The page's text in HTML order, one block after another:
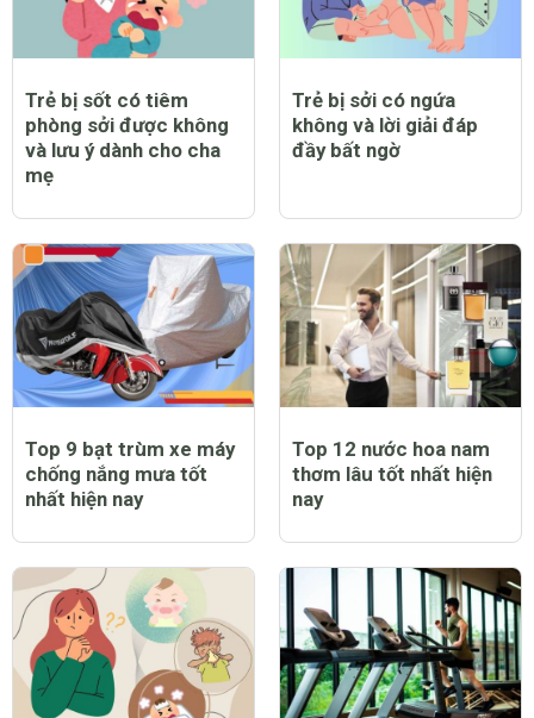
Trẻ bị sốt có tiêm
phòng sởi được không
và lưu ý dành cho cha
mẹ
Trẻ bị sởi có ngứa
không và lời giải đáp
đầy bất ngờ
Top 9 bạt trùm xe máy
chống nắng mưa tốt
nhất hiện nay
Top 12 nước hoa nam
thơm lâu tốt nhất hiện
nay